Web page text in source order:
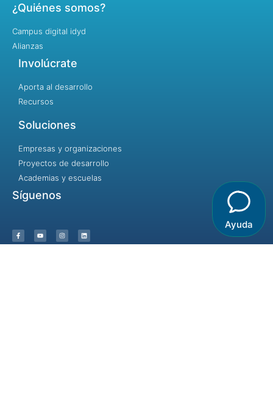
¿Quiénes somos?
Campus digital idyd
Alianzas
Involúcrate
Aporta al desarrollo
Recursos
Soluciones
Empresas y organizaciones
Proyectos de desarrollo
Academias y escuelas
Síguenos
Ayuda